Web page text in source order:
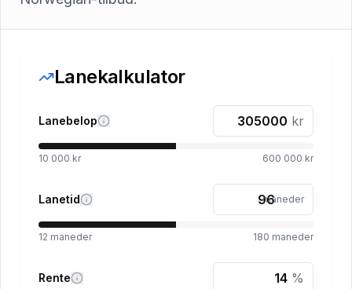
Lanekalkulator
Lanebelop kr
10 000 kr 600 000 kr
Lanetid maneder
12 maneder 180 maneder
Rente %